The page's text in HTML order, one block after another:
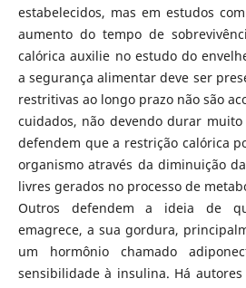
estabelecidos, mas em estudos
aumento do tempo de
calórica auxilie no estudo do
a segurança alimentar deve ser
restritivas ao longo prazo não são
cuidados, não devendo durar
defendem que a restrição calórica
organismo através da diminuição
livres gerados no processo de
Outros defendem a ideia de
emagrece, a sua gordura,
um hormônio chamado
sensibilidade à insulina. Há